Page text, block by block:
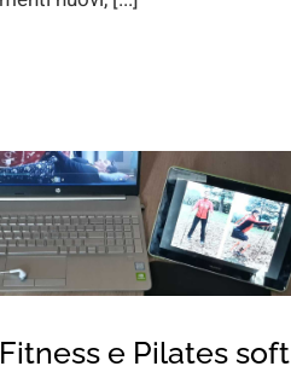
e Pilates soft